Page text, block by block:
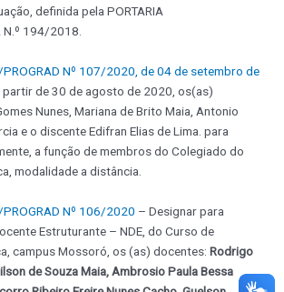
definida pela PORTARIA
N.º 194/2018.
PROGRAD Nº 107/2020, de 04 de setembro de
partir de 30 de agosto de 2020, os(as)
Nunes, Mariana de Brito Maia, Antonio
e o discente Edifran Elias de Lima. para
a função de membros do Colegiado do
modalidade a distância.
PROGRAD Nº 106/2020 – Designar para
Estruturante – NDE, do Curso de
campus Mossoró, os (as) docentes: Rodrigo
de Souza Maia, Ambrosio Paula Bessa